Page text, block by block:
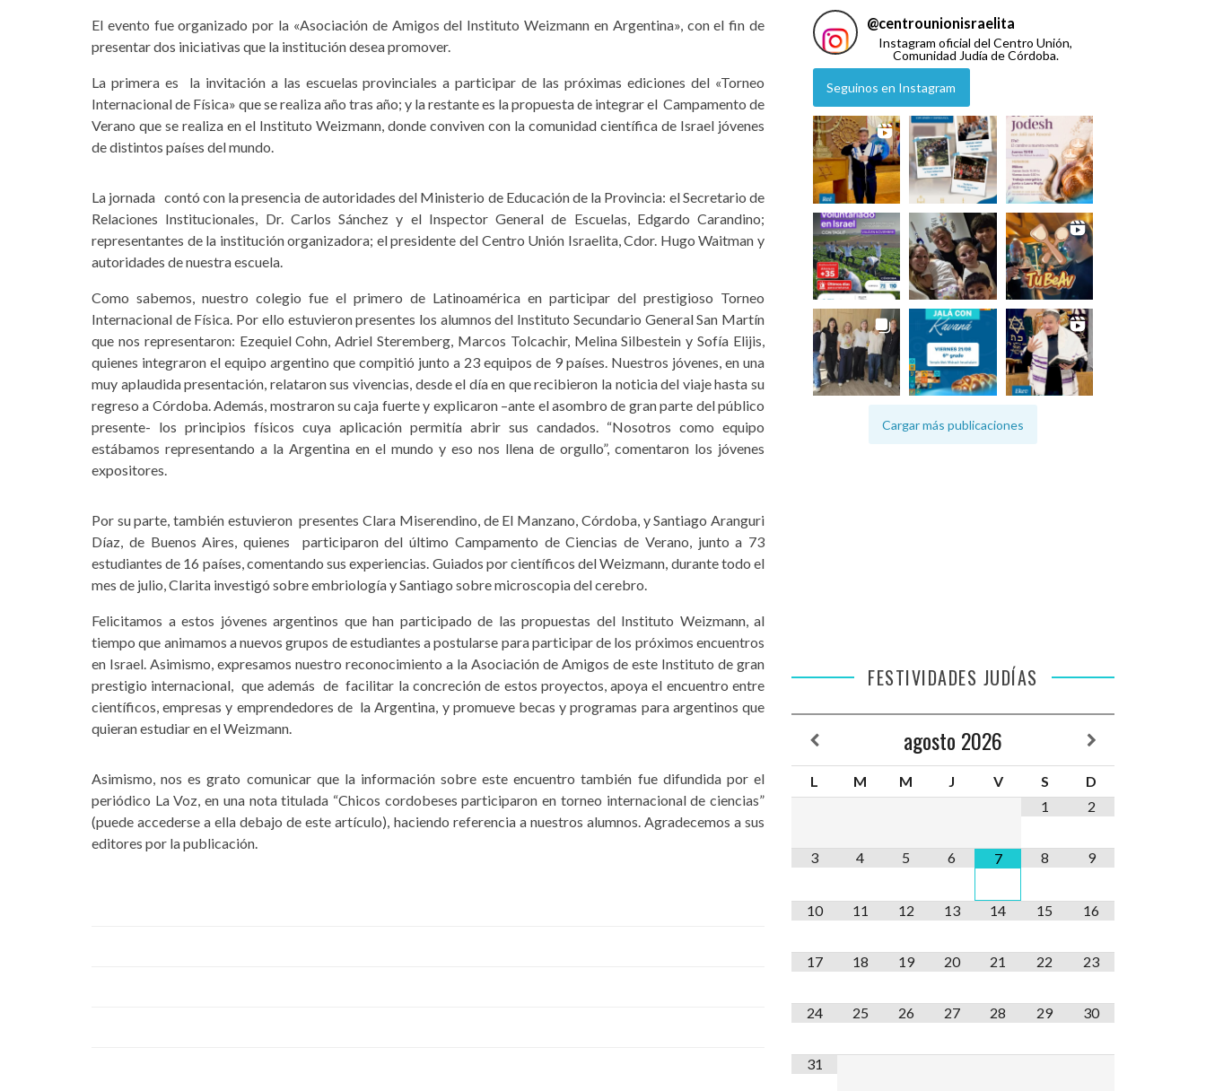
El evento fue organizado por la «Asociación de Amigos del Instituto Weizmann en Argentina», con el fin de
presentar dos iniciativas que la institución desea promover.
La primera es la invitación a las escuelas provinciales a participar de las próximas ediciones del «Torneo
Internacional de Física» que se realiza año tras año; y la restante es la propuesta de integrar el Campamento de
Verano que se realiza en el Instituto Weizmann, donde conviven con la comunidad científica de Israel jóvenes
de distintos países del mundo.
La jornada contó con la presencia de autoridades del Ministerio de Educación de la Provincia: el Secretario de
Relaciones Institucionales, Dr. Carlos Sánchez y el Inspector General de Escuelas, Edgardo Carandino;
representantes de la institución organizadora; el presidente del Centro Unión Israelita, Cdor. Hugo Waitman y
autoridades de nuestra escuela.
Como sabemos, nuestro colegio fue el primero de Latinoamérica en participar del prestigioso Torneo
Internacional de Física. Por ello estuvieron presentes los alumnos del Instituto Secundario General San Martín
que nos representaron: Ezequiel Cohn, Adriel Steremberg, Marcos Tolcachir, Melina Silbestein y Sofía Elijis,
quienes integraron el equipo argentino que compitió junto a 23 equipos de 9 países. Nuestros jóvenes, en una
muy aplaudida presentación, relataron sus vivencias, desde el día en que recibieron la noticia del viaje hasta su
regreso a Córdoba. Además, mostraron su caja fuerte y explicaron –ante el asombro de gran parte del público
presente- los principios físicos cuya aplicación permitía abrir sus candados. “Nosotros como equipo
estábamos representando a la Argentina en el mundo y eso nos llena de orgullo”, comentaron los jóvenes
expositores.
Por su parte, también estuvieron presentes Clara Miserendino, de El Manzano, Córdoba, y Santiago Aranguri
Díaz, de Buenos Aires, quienes participaron del último Campamento de Ciencias de Verano, junto a 73
estudiantes de 16 países, comentando sus experiencias. Guiados por científicos del Weizmann, durante todo el
mes de julio, Clarita investigó sobre embriología y Santiago sobre microscopia del cerebro.
Felicitamos a estos jóvenes argentinos que han participado de las propuestas del Instituto Weizmann, al
tiempo que animamos a nuevos grupos de estudiantes a postularse para participar de los próximos encuentros
en Israel. Asimismo, expresamos nuestro reconocimiento a la Asociación de Amigos de este Instituto de gran
prestigio internacional, que además de facilitar la concreción de estos proyectos, apoya el encuentro entre
científicos, empresas y emprendedores de la Argentina, y promueve becas y programas para argentinos que
quieran estudiar en el Weizmann.
Asimismo, nos es grato comunicar que la información sobre este encuentro también fue difundida por el
periódico La Voz, en una nota titulada “Chicos cordobeses participaron en torneo internacional de ciencias”
(puede accederse a ella debajo de este artículo), haciendo referencia a nuestros alumnos. Agradecemos a sus
editores por la publicación.
@centrounionisraelita
Instagram oficial del Centro Unión,
Comunidad Judía de Córdoba.
Seguinos en Instagram
Cargar más publicaciones
FESTIVIDADES JUDÍAS
agosto 2026
L M M J V S
D
1
2
3 4 5 6 7 8 9
10 11 12 13 14 15 16
17 18 19 20 21 22 23
24 25 26 27 28 29 30
31